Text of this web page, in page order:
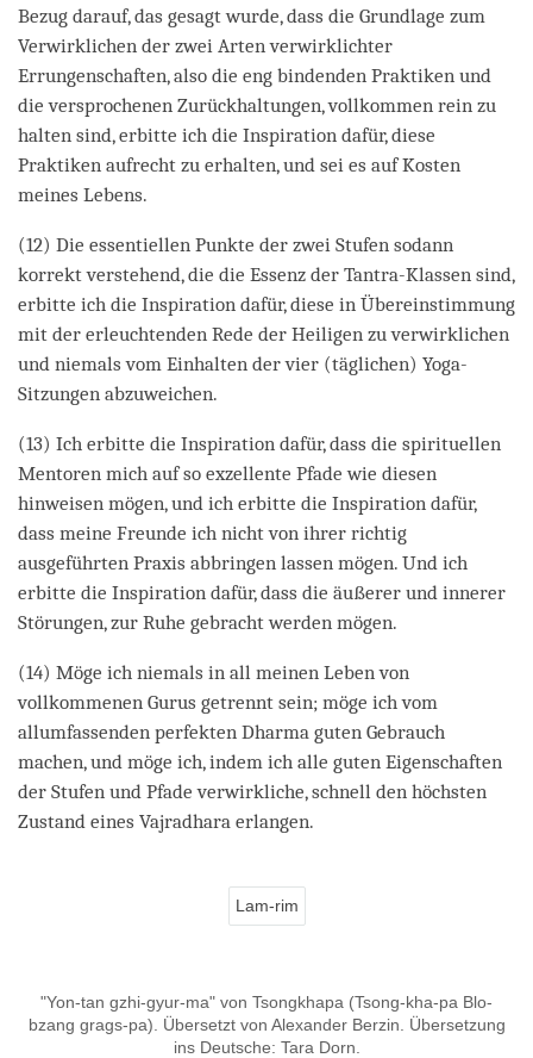
Bezug darauf, das gesagt wurde, dass die Grundlage zum
Verwirklichen der zwei Arten verwirklichter
Errungenschaften, also die eng bindenden Praktiken und
die versprochenen Zurückhaltungen, vollkommen rein zu
halten sind, erbitte ich die Inspiration dafür, diese
Praktiken aufrecht zu erhalten, und sei es auf Kosten
meines Lebens.
(12) Die essentiellen Punkte der zwei Stufen sodann
korrekt verstehend, die die Essenz der Tantra-Klassen sind,
erbitte ich die Inspiration dafür, diese in Übereinstimmung
mit der erleuchtenden Rede der Heiligen zu verwirklichen
und niemals vom Einhalten der vier (täglichen) Yoga-
Sitzungen abzuweichen.
(13) Ich erbitte die Inspiration dafür, dass die spirituellen
Mentoren mich auf so exzellente Pfade wie diesen
hinweisen mögen, und ich erbitte die Inspiration dafür,
dass meine Freunde ich nicht von ihrer richtig
ausgeführten Praxis abbringen lassen mögen. Und ich
erbitte die Inspiration dafür, dass die äußerer und innerer
Störungen, zur Ruhe gebracht werden mögen.
(14) Möge ich niemals in all meinen Leben von
vollkommenen Gurus getrennt sein; möge ich vom
allumfassenden perfekten Dharma guten Gebrauch
machen, und möge ich, indem ich alle guten Eigenschaften
der Stufen und Pfade verwirkliche, schnell den höchsten
Zustand eines Vajradhara erlangen.
Lam-rim
"Yon-tan gzhi-gyur-ma" von Tsongkhapa (Tsong-kha-pa Blo-
bzang grags-pa). Übersetzt von Alexander Berzin. Übersetzung
ins Deutsche: Tara Dorn.